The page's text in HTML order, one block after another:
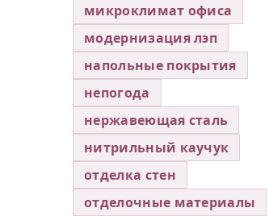
микроклимат офиса
модернизация лэп
напольные покрытия
непогода
нержавеющая сталь
нитрильный каучук
отделка стен
отделочные материалы